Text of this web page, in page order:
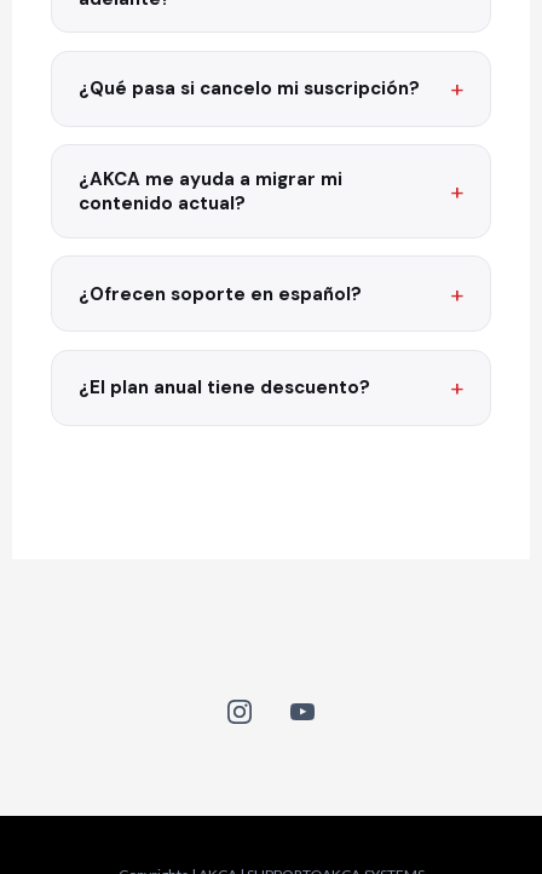
¿Qué pasa si cancelo mi suscripción?
¿AKCA me ayuda a migrar mi
contenido actual?
¿Ofrecen soporte en español?
¿El plan anual tiene descuento?